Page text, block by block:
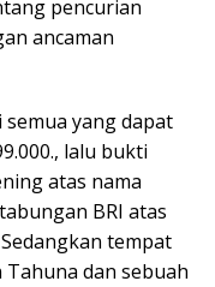
pencurian
ancaman
yang dapat
lalu bukti
atas nama
BRI atas
tempat
dan sebuah